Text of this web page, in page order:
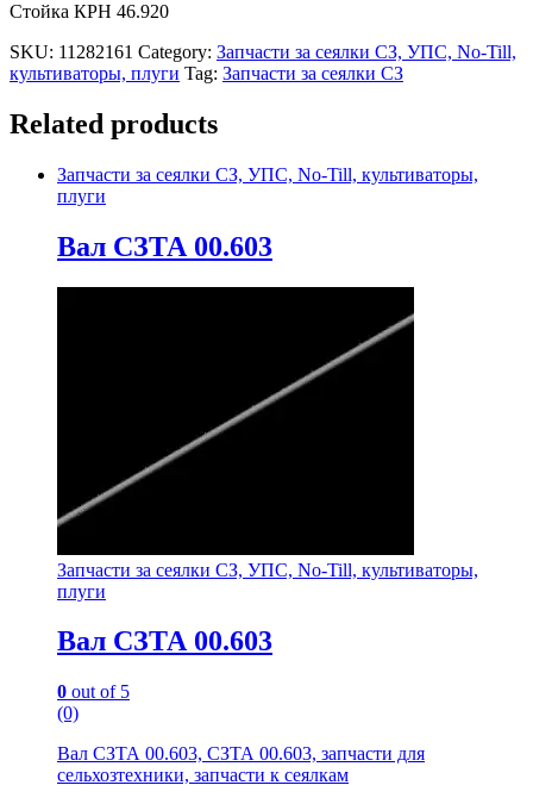
Стойка КРН 46.920
SKU: 11282161 Category: Запчасти за сеялки СЗ, УПС, No-Till,
культиваторы, плуги Tag: Запчасти за сеялки СЗ
Related products
Запчасти за сеялки СЗ, УПС, No-Till, культиваторы,
плуги
Вал СЗТА 00.603
Запчасти за сеялки СЗ, УПС, No-Till, культиваторы,
плуги
Вал СЗТА 00.603
0 out of 5
(0)
Вал СЗТА 00.603, СЗТА 00.603, запчасти для
сельхозтехники, запчасти к сеялкам